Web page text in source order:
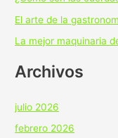
El arte de la
La mejor maquinaria
Archivos
julio 2026
febrero 2026